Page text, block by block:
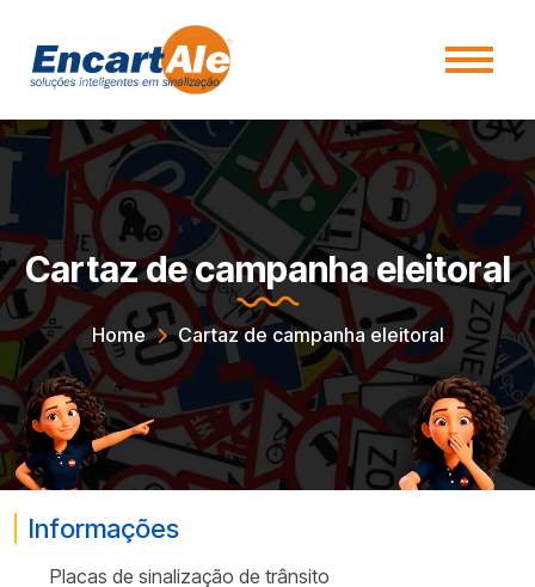
Cartaz de campanha eleitoral​
Home Cartaz de campanha eleitoral​
Informações
Placas de sinalização de trânsito